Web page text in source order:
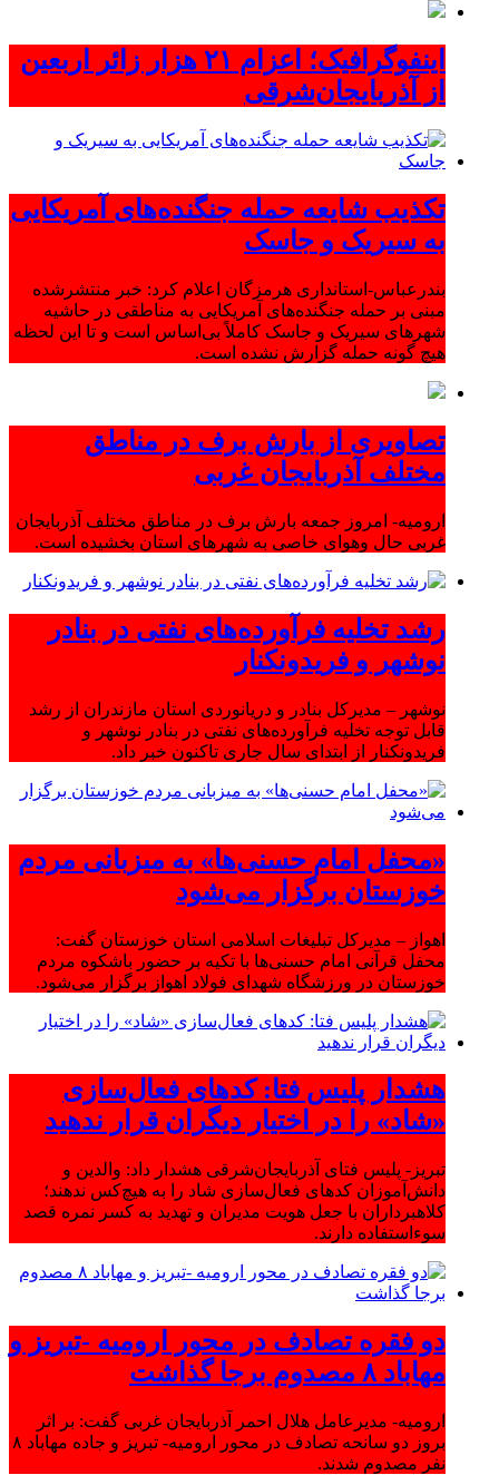
اینفوگرافیک؛ اعزام ۲۱ هزار زائر اربعین
از آذربایجان‌شرقی
تکذیب شایعه حمله جنگنده‌های آمریکایی
به سیریک و جاسک
بندرعباس-استانداری هرمزگان اعلام کرد: خبر منتشرشده
مبنی بر حمله جنگنده‌های آمریکایی به مناطقی در حاشیه
شهرهای سیریک و جاسک کاملاً بی‌اساس است و تا این لحظه
هیچ گونه حمله گزارش نشده است.
تصاویری از بارش برف در مناطق
مختلف آذربایجان غربی
ارومیه- امروز جمعه بارش برف در مناطق مختلف آذربایجان
غربی حال وهوای خاصی به شهرهای استان بخشیده است.
رشد تخلیه فرآورده‌های نفتی در بنادر
نوشهر و فریدونکنار
نوشهر – مدیرکل بنادر و دریانوردی استان مازندران از رشد
قابل توجه تخلیه فرآورده‌های نفتی در بنادر نوشهر و
فریدونکنار از ابتدای سال جاری تاکنون خبر داد.
«محفل امام حسنی‌ها» به میزبانی مردم
خوزستان برگزار می‌شود
اهواز – مدیرکل تبلیغات اسلامی استان خوزستان گفت:
محفل قرآنی امام حسنی‌ها با تکیه بر حضور باشکوه مردم
خوزستان در ورزشگاه شهدای فولاد اهواز برگزار می‌شود.
هشدار پلیس فتا: کدهای فعال‌سازی
«شاد» را در اختیار دیگران قرار ندهید
تبریز- پلیس فتای آذربایجان‌شرقی هشدار داد: والدین و
دانش‌آموزان کدهای فعال‌سازی شاد را به هیچ‌کس ندهند؛
کلاهبرداران با جعل هویت مدیران و تهدید به کسر نمره قصد
سوءاستفاده دارند.
دو فقره تصادف در محور ارومیه -تبریز و
مهاباد ۸ مصدوم برجا گذاشت
ارومیه- مدیرعامل هلال احمر آذربایجان غربی گفت: بر اثر
بروز دو سانحه تصادف در محور ارومیه- تبریز و جاده مهاباد ۸
نفر مصدوم شدند.